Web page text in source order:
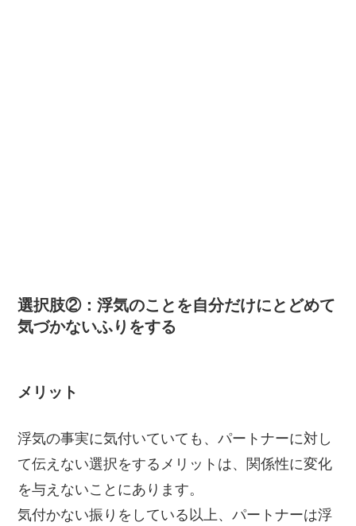
選択肢②：浮気のことを自分だけにとどめて
気づかないふりをする
メリット
浮気の事実に気付いていても、パートナーに対し
て伝えない選択をするメリットは、関係性に変化
を与えないことにあります。
気付かない振りをしている以上、パートナーは浮